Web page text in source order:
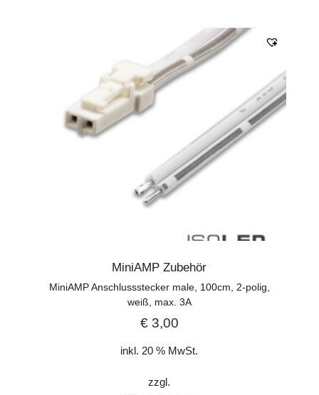
MiniAMP Zubehör
MiniAMP Anschlussstecker male, 100cm, 2-polig,
weiß, max. 3A
€3,00
inkl. 20 % MwSt.
zzgl.